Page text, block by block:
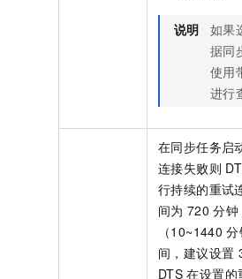
说明
如果
据同
使用
进行
在同步任务启
连接失败则
行持续的重试
间为 720 分钟
（10~1440
间，建议设置
DTS 在设置的